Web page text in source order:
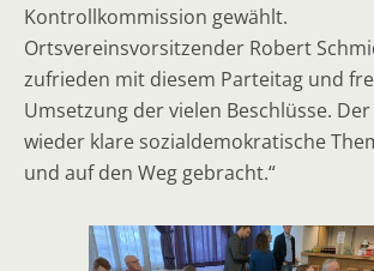
Kontrollkommission gewählt.
Ortsvereinsvorsitzender Robert
zufrieden mit diesem Parteitag und
Umsetzung der vielen Beschlüsse.
wieder klare sozialdemokratische
und auf den Weg gebracht.“